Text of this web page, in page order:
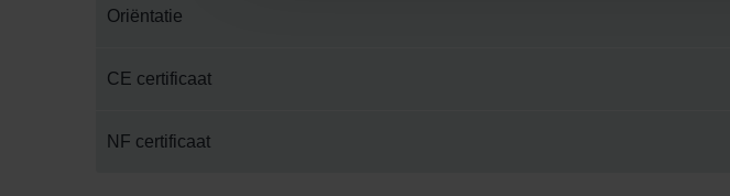
Oriëntatie
CE certificaat
NF certificaat